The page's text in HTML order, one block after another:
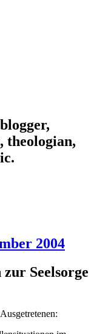
theologian,
2004
Seelsorge